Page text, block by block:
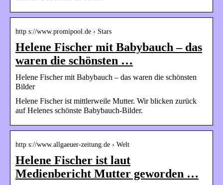
http s://www.promipool.de › Stars
Helene Fischer mit Babybauch – das
waren die schönsten …
Helene Fischer mit Babybauch – das waren die schönsten
Bilder
Helene Fischer ist mittlerweile Mutter. Wir blicken zurück
auf Helenes schönste Babybauch-Bilder.
http s://www.allgaeuer-zeitung.de › Welt
Helene Fischer ist laut
Medienbericht Mutter geworden …